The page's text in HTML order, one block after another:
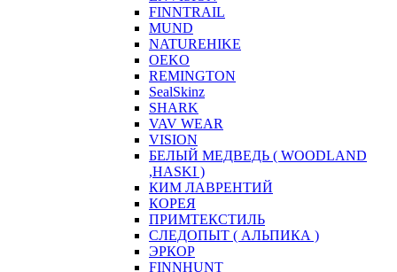
FINNTRAIL
MUND
NATUREHIKE
OEKO
REMINGTON
SealSkinz
SHARK
VAV WEAR
VISION
БЕЛЫЙ МЕДВЕДЬ ( WOODLAND
,HASKI )
КИМ ЛАВРЕНТИЙ
КОРЕЯ
ПРИМТЕКСТИЛЬ
СЛЕДОПЫТ ( АЛЬПИКА )
ЭРКОР
FINNHUNT